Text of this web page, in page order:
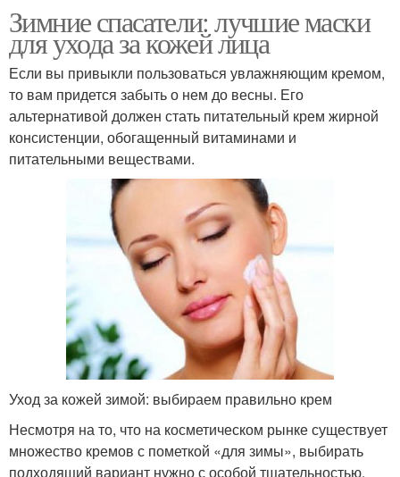
Зимние спасатели: лучшие маски
для ухода за кожей лица
Если вы привыкли пользоваться увлажняющим кремом,
то вам придется забыть о нем до весны. Его
альтернативой должен стать питательный крем жирной
консистенции, обогащенный витаминами и
питательными веществами.
Уход за кожей зимой: выбираем правильно крем
Несмотря на то, что на косметическом рынке существует
множество кремов с пометкой «для зимы», выбирать
подходящий вариант нужно с особой тщательностью.